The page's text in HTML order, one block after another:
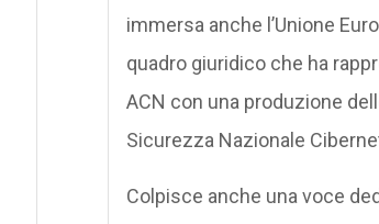
immersa anche l’Unione
quadro giuridico che ha
ACN con una produzione
Sicurezza Nazionale
Colpisce anche una voce